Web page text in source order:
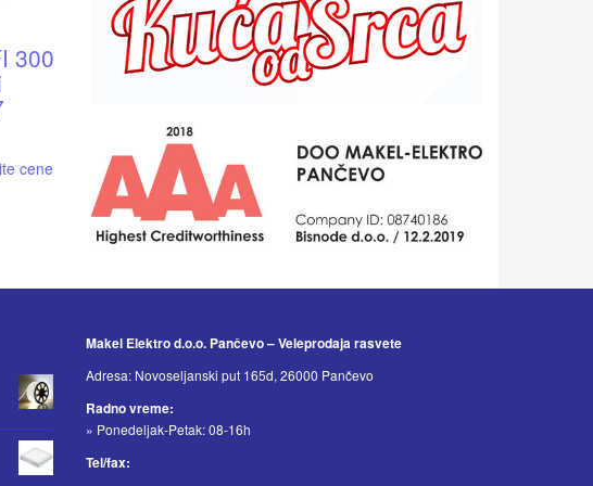
300
cene
Makel Elektro d.o.o. Pančevo – Veleprodaja rasvete
Adresa: Novoseljanski put 165d, 26000 Pančevo
Radno vreme:
» Ponedeljak-Petak: 08-16h
Tel/fax: